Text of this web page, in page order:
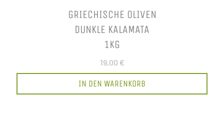
GRIECHISCHE OLIVEN
DUNKLE KALAMATA
1KG
19,00 €
IN DEN WARENKORB